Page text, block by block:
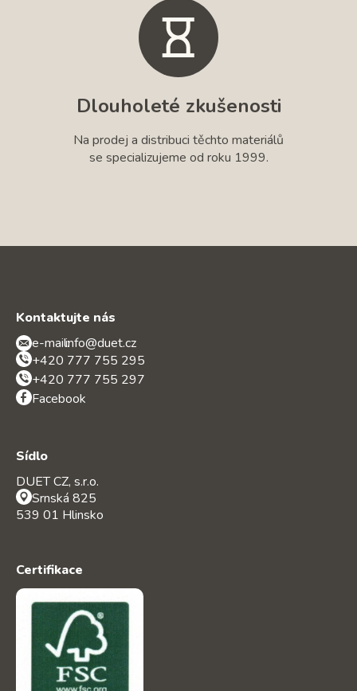
Dlouholeté zkušenosti
Na prodej a distribuci těchto materiálů
se specializujeme od roku 1999.
Kontaktujte nás
e-mail:info@duet.cz
+420 777 755 295
+420 777 755 297
Facebook
Sídlo
DUET CZ, s.r.o.
Srnská 825
539 01 Hlinsko
Certifikace